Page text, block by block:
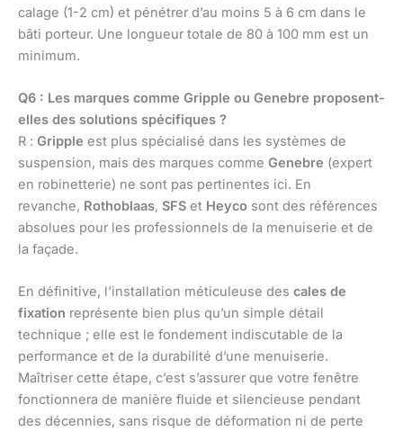
calage (1-2 cm) et pénétrer d’au moins 5 à 6 cm dans le
bâti porteur. Une longueur totale de 80 à 100 mm est un
minimum.
Q6 : Les marques comme Gripple ou Genebre proposent-
elles des solutions spécifiques ?
R : Gripple est plus spécialisé dans les systèmes de
suspension, mais des marques comme Genebre (expert
en robinetterie) ne sont pas pertinentes ici. En
revanche, Rothoblaas, SFS et Heyco sont des références
absolues pour les professionnels de la menuiserie et de
la façade.
En définitive, l’installation méticuleuse des cales de
fixation représente bien plus qu’un simple détail
technique ; elle est le fondement indiscutable de la
performance et de la durabilité d’une menuiserie.
Maîtriser cette étape, c’est s’assurer que votre fenêtre
fonctionnera de manière fluide et silencieuse pendant
des décennies, sans risque de déformation ni de perte